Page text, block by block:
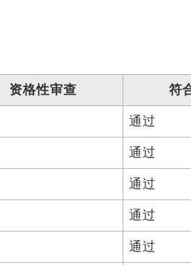
资格性审查 符
通过
通过
通过
通过
通过